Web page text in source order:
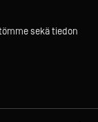
sekä tiedon